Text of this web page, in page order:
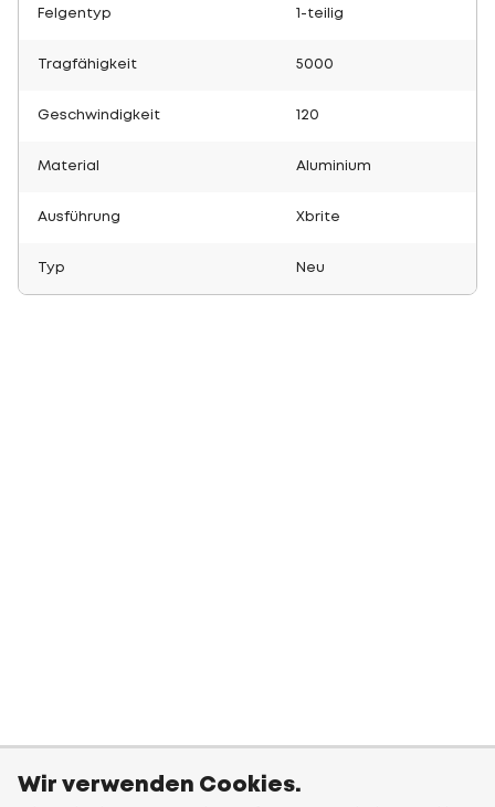
Felgentyp 1-teilig
Tragfähigkeit 5000
Geschwindigkeit 120
Material Aluminium
Ausführung Xbrite
Typ Neu
Wir verwenden Cookies.